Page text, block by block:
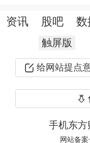
涨”。3月9日
格分别上调
升价，92号
分别上调0.55
众自驾通勤
加，油箱容量
资讯 股吧 数
触屏版
给网站提点
手机东方
网站备案